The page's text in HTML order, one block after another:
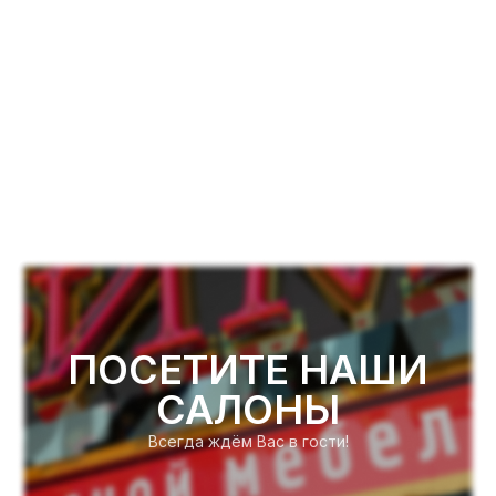
ПОСЕТИТЕ НАШИ
САЛОНЫ
Всегда ждём Вас в гости!